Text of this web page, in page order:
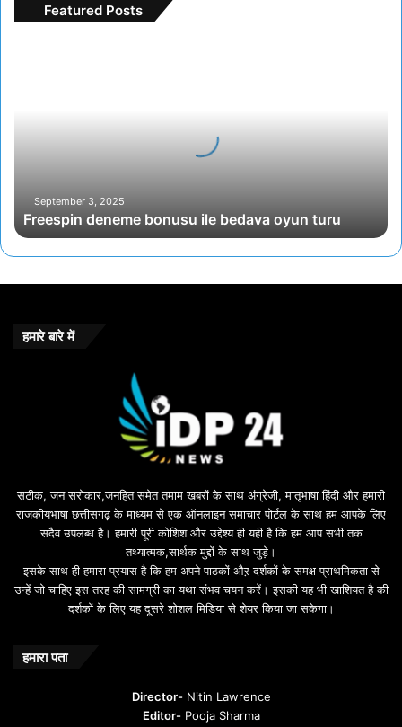
Featured Posts
September 3, 2025
Freespin deneme bonusu ile bedava oyun turu
हमारे बारे में
सटीक, जन सरोकार,जनहित समेत तमाम खबरों के साथ अंग्रेजी, मातृभाषा हिंदी और हमारी
राजकीयभाषा छत्तीसगढ़ के माध्यम से एक ऑनलाइन समाचार पोर्टल के साथ हम आपके लिए
सदैव उपलब्ध है। हमारी पूरी कोशिश और उद्देश्य ही यही है कि हम आप सभी तक
तथ्यात्मक,सार्थक मुद्दों के साथ जुड़े।
इसके साथ ही हमारा प्रयास है कि हम अपने पाठकों औऱ दर्शकों के समक्ष प्राथमिकता से
उन्हें जो चाहिए इस तरह की सामग्री का यथा संभव चयन करें। इसकी यह भी खाशियत है की
दर्शकों के लिए यह दूसरे शोशल मिडिया से शेयर किया जा सकेगा।
हमारा पता
Director-Nitin Lawrence
Editor-Pooja Sharma